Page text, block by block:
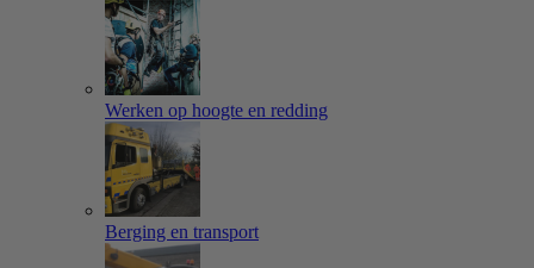
Werken op hoogte en redding
Berging en transport